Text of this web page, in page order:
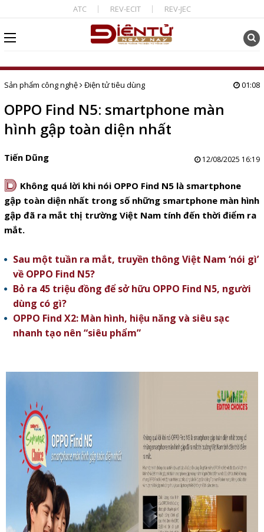
ATC REV-ECIT REV-JEC
Sản phẩm công nghệ Điện tử tiêu dùng 01:08
OPPO Find N5: smartphone màn
hình gập toàn diện nhất
Tiến Dũng 12/08/2025 16:19
D Không quá lời khi nói OPPO Find N5 là smartphone
gập toàn diện nhất trong số những smartphone màn hình
gập đã ra mắt thị trường Việt Nam tính đến thời điểm ra
mắt.
Sau một tuần ra mắt, truyền thông Việt Nam ‘nói gì’
về OPPO Find N5?
Bỏ ra 45 triệu đồng để sở hữu OPPO Find N5, người
dùng có gì?
OPPO Find X2: Màn hình, hiệu năng và siêu sạc
nhanh tạo nên “siêu phẩm”